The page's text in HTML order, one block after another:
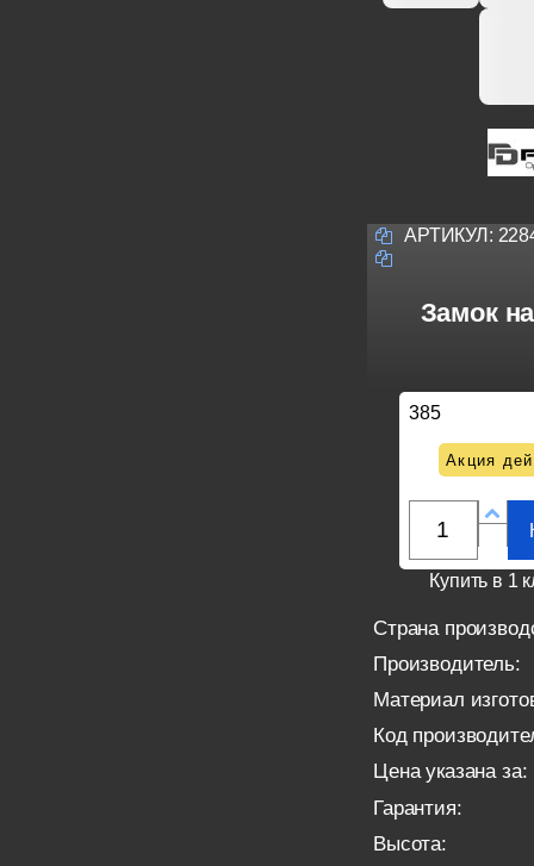
АРТИКУЛ:
Замок
385
Акция
Купить в 1
Страна
Производитель:
Материал
Код
Цена указана за:
Гарантия:
Высота: